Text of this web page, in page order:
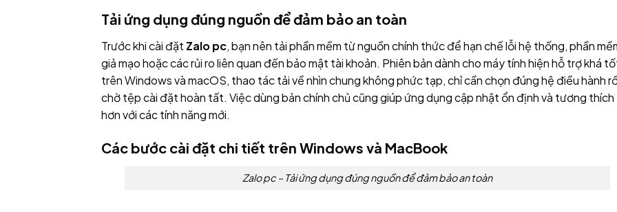
Tải ứng dụng đúng nguồn để đảm bảo an toàn
Trước khi cài đặt Zalo pc, bạn nên tải phần mềm từ nguồn chính thức để hạn chế lỗi hệ thống, phần
giả mạo hoặc các rủi ro liên quan đến bảo mật tài khoản. Phiên bản dành cho máy tính hiện hỗ trợ khá
trên Windows và macOS, thao tác tải về nhìn chung không phức tạp, chỉ cần chọn đúng hệ điều hành
chờ tệp cài đặt hoàn tất. Việc dùng bản chính chủ cũng giúp ứng dụng cập nhật ổn định và tương
hơn với các tính năng mới.
Các bước cài đặt chi tiết trên Windows và MacBook
Zalo pc – Tải ứng dụng đúng nguồn để đảm bảo an toàn